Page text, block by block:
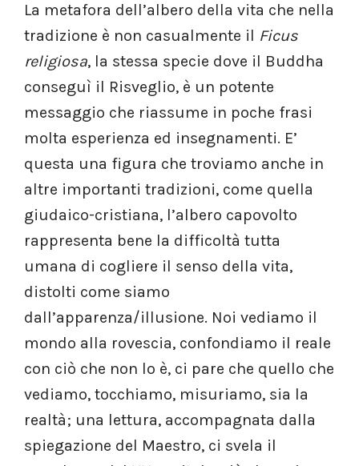
La metafora dell’albero della vita che nella
tradizione è non casualmente il Ficus
religiosa, la stessa specie dove il Buddha
conseguì il Risveglio, è un potente
messaggio che riassume in poche frasi
molta esperienza ed insegnamenti. E’
questa una figura che troviamo anche in
altre importanti tradizioni, come quella
giudaico-cristiana, l’albero capovolto
rappresenta bene la difficoltà tutta
umana di cogliere il senso della vita,
distolti come siamo
dall’apparenza/illusione. Noi vediamo il
mondo alla rovescia, confondiamo il reale
con ciò che non lo è, ci pare che quello che
vediamo, tocchiamo, misuriamo, sia la
realtà; una lettura, accompagnata dalla
spiegazione del Maestro, ci svela il